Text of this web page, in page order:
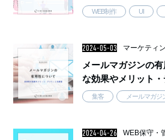
WEB制作 UI
2024-05-03 マーケティ
メールマガジンの
な効果やメリット
集客 メールマガジ
2024-04-26 WEB保守・